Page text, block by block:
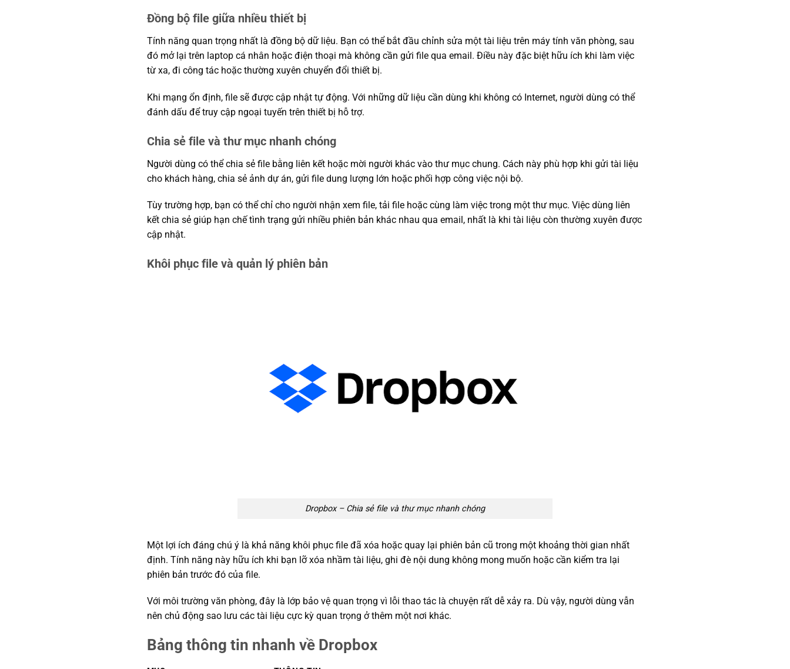
Đồng bộ file giữa nhiều thiết bị
Tính năng quan trọng nhất là đồng bộ dữ liệu. Bạn có thể bắt đầu chỉnh sửa một tài liệu trên máy tính văn phòng, sau
đó mở lại trên laptop cá nhân hoặc điện thoại mà không cần gửi file qua email. Điều này đặc biệt hữu ích khi làm việc
từ xa, đi công tác hoặc thường xuyên chuyển đổi thiết bị.
Khi mạng ổn định, file sẽ được cập nhật tự động. Với những dữ liệu cần dùng khi không có Internet, người dùng có thể
đánh dấu để truy cập ngoại tuyến trên thiết bị hỗ trợ.
Chia sẻ file và thư mục nhanh chóng
Người dùng có thể chia sẻ file bằng liên kết hoặc mời người khác vào thư mục chung. Cách này phù hợp khi gửi tài liệu
cho khách hàng, chia sẻ ảnh dự án, gửi file dung lượng lớn hoặc phối hợp công việc nội bộ.
Tùy trường hợp, bạn có thể chỉ cho người nhận xem file, tải file hoặc cùng làm việc trong một thư mục. Việc dùng liên
kết chia sẻ giúp hạn chế tình trạng gửi nhiều phiên bản khác nhau qua email, nhất là khi tài liệu còn thường xuyên được
cập nhật.
Khôi phục file và quản lý phiên bản
Dropbox – Chia sẻ file và thư mục nhanh chóng
Một lợi ích đáng chú ý là khả năng khôi phục file đã xóa hoặc quay lại phiên bản cũ trong một khoảng thời gian nhất
định. Tính năng này hữu ích khi bạn lỡ xóa nhầm tài liệu, ghi đè nội dung không mong muốn hoặc cần kiểm tra lại
phiên bản trước đó của file.
Với môi trường văn phòng, đây là lớp bảo vệ quan trọng vì lỗi thao tác là chuyện rất dễ xảy ra. Dù vậy, người dùng vẫn
nên chủ động sao lưu các tài liệu cực kỳ quan trọng ở thêm một nơi khác.
Bảng thông tin nhanh về Dropbox